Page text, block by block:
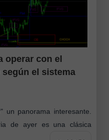
operar con el
el sistema
un panorama interesante.
de ayer es una clásica
de velas suele advertir de